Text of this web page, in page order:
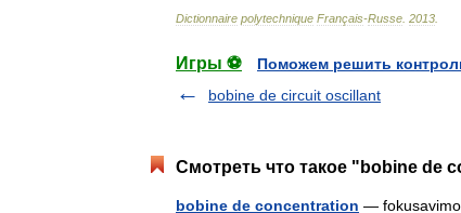
Dictionnaire polytechnique Français-Russe 2013
Игры ⚽
Поможем решить
bobine de circuit oscillant
Смотреть что такое "bobine de
bobine de concentration — fokusavimo